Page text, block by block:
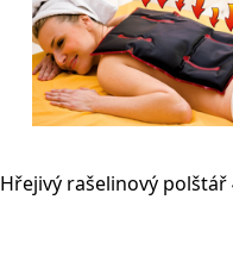
Hřejivý rašelinový polštář